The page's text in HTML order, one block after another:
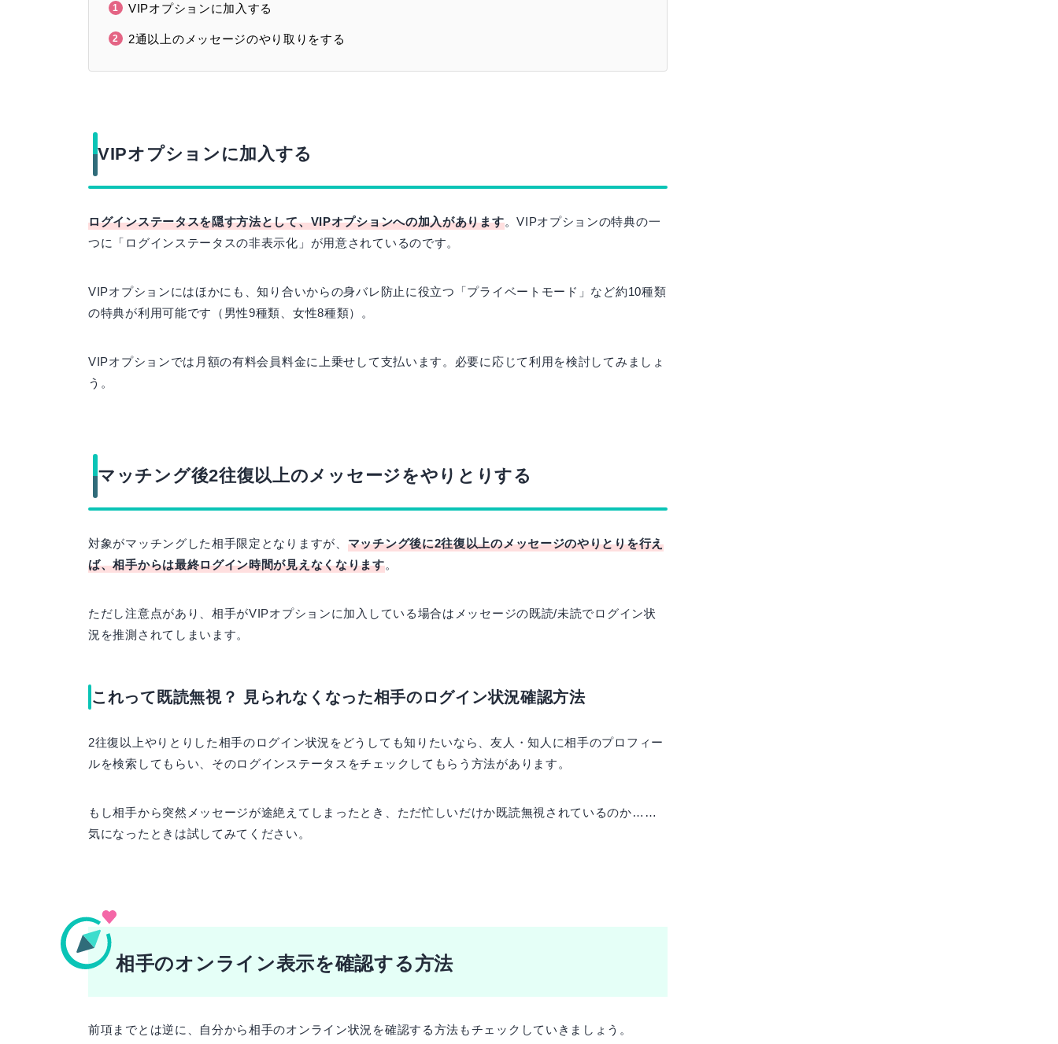
VIPオプションに加入する
2通以上のメッセージのやり取りをする
VIPオプションに加入する
ログインステータスを隠す方法として、VIPオプションへの加入があります。VIPオプションの特典の一
つに「ログインステータスの非表示化」が用意されているのです。
VIPオプションにはほかにも、知り合いからの身バレ防止に役立つ「プライベートモード」など約10種類
の特典が利用可能です（男性9種類、女性8種類）。
VIPオプションでは月額の有料会員料金に上乗せして支払います。必要に応じて利用を検討してみましょ
う。
マッチング後2往復以上のメッセージをやりとりする
対象がマッチングした相手限定となりますが、 マッチング後に2往復以上のメッセージのやりとりを行え
ば、相手からは最終ログイン時間が見えなくなります。
ただし注意点があり、相手がVIPオプションに加入している場合はメッセージの既読/未読でログイン状
況を推測されてしまいます。
これって既読無視？ 見られなくなった相手のログイン状況確認方法
2往復以上やりとりした相手のログイン状況をどうしても知りたいなら、友人・知人に相手のプロフィー
ルを検索してもらい、そのログインステータスをチェックしてもらう方法があります。
もし相手から突然メッセージが途絶えてしまったとき、ただ忙しいだけか既読無視されているのか……
気になったときは試してみてください。
相手のオンライン表示を確認する方法
前項までとは逆に、自分から相手のオンライン状況を確認する方法もチェックしていきましょう。